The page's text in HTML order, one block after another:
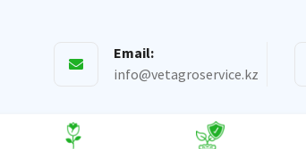
Email:
info@vetagroservice.kz